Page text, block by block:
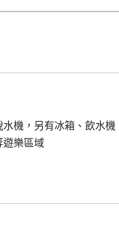
機，另有冰箱、飲水
遊樂區域